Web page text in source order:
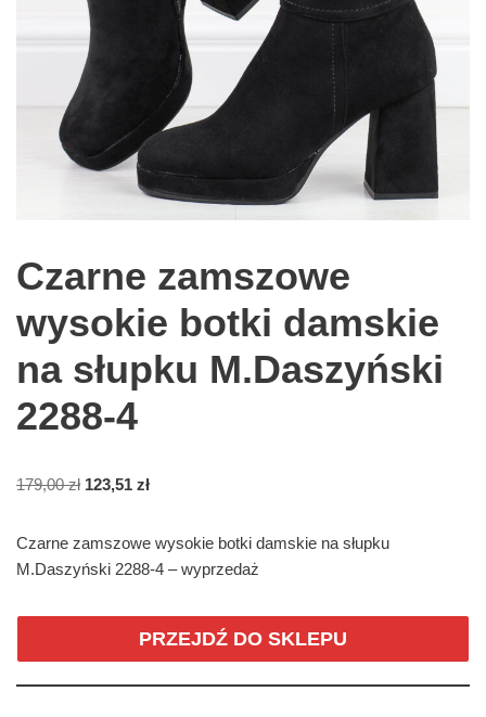
Czarne zamszowe
wysokie botki damskie
na słupku M.Daszyński
2288-4
179,00zł 123,51 zł
Czarne zamszowe wysokie botki damskie na słupku
M.Daszyński 2288-4 – wyprzedaż
PRZEJDŹ DO SKLEPU